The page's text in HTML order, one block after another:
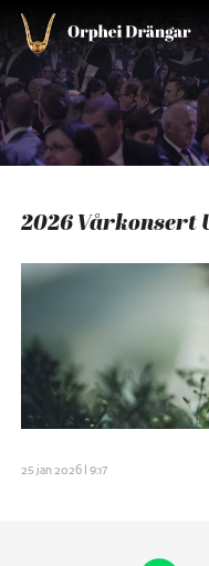
2026 Vårkonsert
25 jan 2026 | 9:17